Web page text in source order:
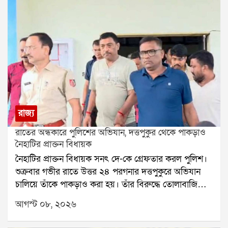
রাজ্য
রাতের অন্ধকারে পুলিশের অভিযান, দত্তপুকুর থেকে পাকড়াও
নৈহাটির প্রাক্তন বিধায়ক
নৈহাটির প্রাক্তন বিধায়ক সনৎ দে-কে গ্রেফতার করল পুলিশ।
শুক্রবার গভীর রাতে উত্তর ২৪ পরগনার দত্তপুকুরে অভিযান
চালিয়ে তাঁকে পাকড়াও করা হয়। তাঁর বিরুদ্ধে তোলাবাজি
এবং ভোট পরবর্তী হিংসার অভিযোগ রয়েছে বলে পুলিশ সূত্রে
জানা গিয়েছে। শনিবার তাঁকে বারাকপুর আদালতে তোলা
হবে।২০২৪ সালের উপনির্বাচনে নৈহাটি বিধানসভা কেন্দ্র
আগস্ট ০৮, ২০২৬